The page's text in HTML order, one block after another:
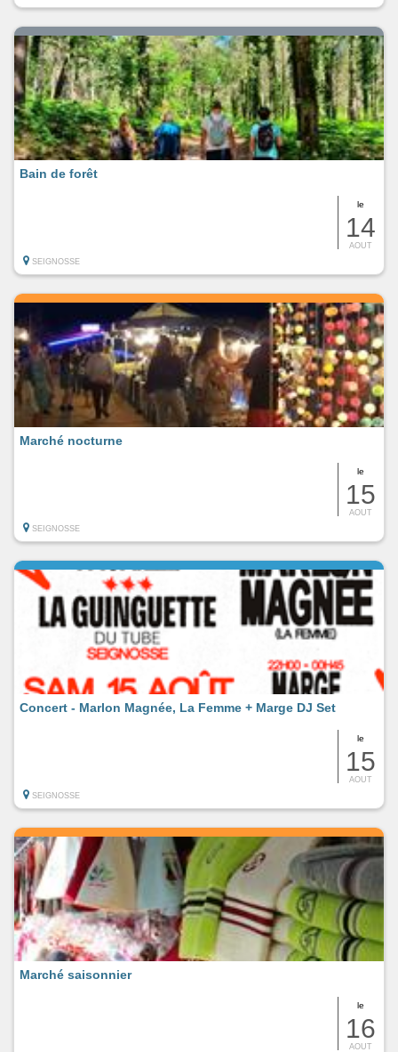
le
14
AOUT
Bain de forêt
SEIGNOSSE
le
15
AOUT
Marché nocturne
SEIGNOSSE
le
15
AOUT
Concert - Marlon Magnée, La Femme + Marge DJ Set
SEIGNOSSE
le
16
AOUT
Marché saisonnier